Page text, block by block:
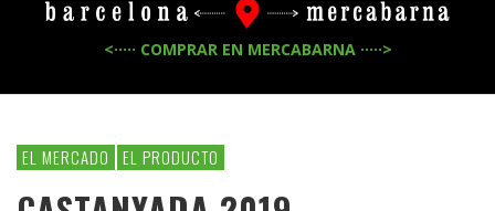
<····· COMPRAR EN MERCABARNA ·····>
EL MERCADO EL PRODUCTO